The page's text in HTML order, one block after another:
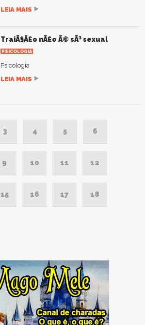
LEIA MAIS
TraiÃ§Ã£o nÃ£o Ã© sÃ³ sexual
PSICOLOGIA
Psicologia
LEIA MAIS
3 4 5 6
9 10 11 12
15 16 17 18